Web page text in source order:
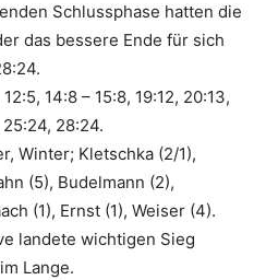
Schlussphase hatten die
das bessere Ende für sich
14:8 – 15:8, 19:12, 20:13,
28:24.
Winter; Kletschka (2/1),
(5), Budelmann (2),
(1), Ernst (1), Weiser (4).
landete wichtigen Sieg
Lange.